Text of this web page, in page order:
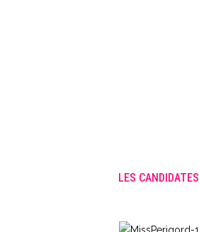
LES CANDIDATES